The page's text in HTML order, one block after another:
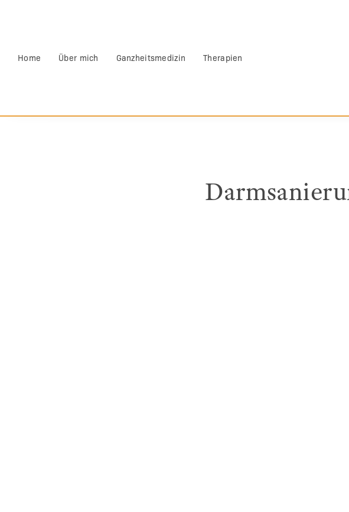
Home Über mich Ganzheitsmedizin Therapien